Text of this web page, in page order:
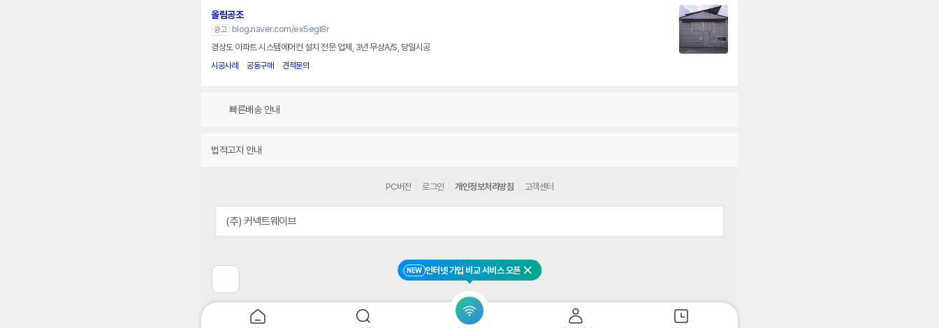
NEW 인터넷 가입 비교 서비스 오픈 닫기
올림공조
광고
blog.naver.com/ex5egl8r
경상도 아파트 시스템에어컨 설치 전문 업체, 3년 무상A/S, 당일시공
시공사례 공동구매 견적문의
빠른배송 안내
법적고지 안내
전
페
PC버전 로그인 개인정보처리방침 고객센터
(주) 커넥트웨이브